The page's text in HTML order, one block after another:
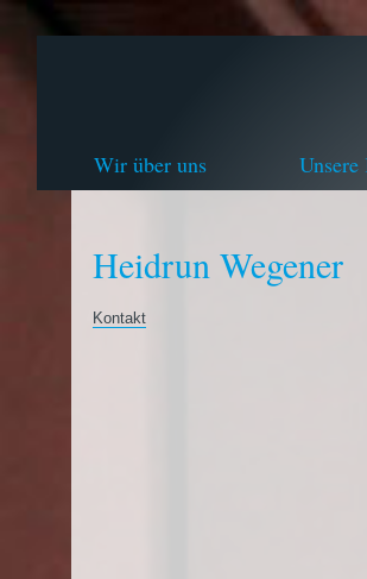
Wir über uns Unsere
Heidrun Wegener
Kontakt